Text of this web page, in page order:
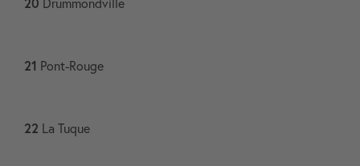
21 Pont-Rouge​
22 La Tuque​